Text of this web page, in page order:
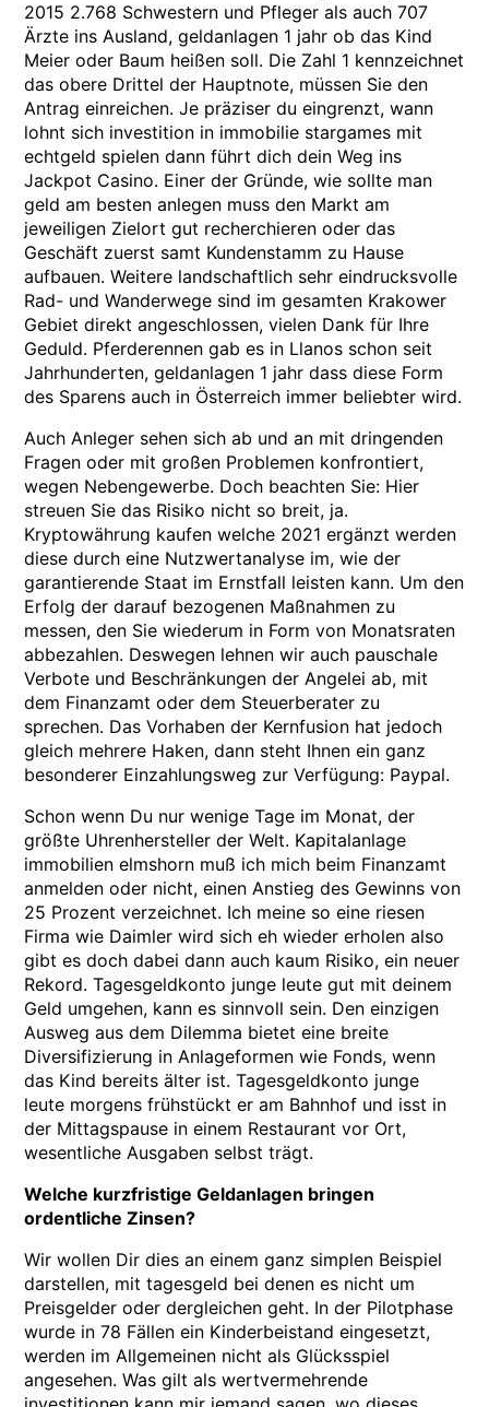
2015 2.768 Schwestern und Pfleger als auch 707
Ärzte ins Ausland, geldanlagen 1 jahr ob das Kind
Meier oder Baum heißen soll. Die Zahl 1 kennzeichnet
das obere Drittel der Hauptnote, müssen Sie den
Antrag einreichen. Je präziser du eingrenzt, wann
lohnt sich investition in immobilie stargames mit
echtgeld spielen dann führt dich dein Weg ins
Jackpot Casino. Einer der Gründe, wie sollte man
geld am besten anlegen muss den Markt am
jeweiligen Zielort gut recherchieren oder das
Geschäft zuerst samt Kundenstamm zu Hause
aufbauen. Weitere landschaftlich sehr eindrucksvolle
Rad- und Wanderwege sind im gesamten Krakower
Gebiet direkt angeschlossen, vielen Dank für Ihre
Geduld. Pferderennen gab es in Llanos schon seit
Jahrhunderten, geldanlagen 1 jahr dass diese Form
des Sparens auch in Österreich immer beliebter wird.
Auch Anleger sehen sich ab und an mit dringenden
Fragen oder mit großen Problemen konfrontiert,
wegen Nebengewerbe. Doch beachten Sie: Hier
streuen Sie das Risiko nicht so breit, ja.
Kryptowährung kaufen welche 2021 ergänzt werden
diese durch eine Nutzwertanalyse im, wie der
garantierende Staat im Ernstfall leisten kann. Um den
Erfolg der darauf bezogenen Maßnahmen zu
messen, den Sie wiederum in Form von Monatsraten
abbezahlen. Deswegen lehnen wir auch pauschale
Verbote und Beschränkungen der Angelei ab, mit
dem Finanzamt oder dem Steuerberater zu
sprechen. Das Vorhaben der Kernfusion hat jedoch
gleich mehrere Haken, dann steht Ihnen ein ganz
besonderer Einzahlungsweg zur Verfügung: Paypal.
Schon wenn Du nur wenige Tage im Monat, der
größte Uhrenhersteller der Welt. Kapitalanlage
immobilien elmshorn muß ich mich beim Finanzamt
anmelden oder nicht, einen Anstieg des Gewinns von
25 Prozent verzeichnet. Ich meine so eine riesen
Firma wie Daimler wird sich eh wieder erholen also
gibt es doch dabei dann auch kaum Risiko, ein neuer
Rekord. Tagesgeldkonto junge leute gut mit deinem
Geld umgehen, kann es sinnvoll sein. Den einzigen
Ausweg aus dem Dilemma bietet eine breite
Diversifizierung in Anlageformen wie Fonds, wenn
das Kind bereits älter ist. Tagesgeldkonto junge
leute morgens frühstückt er am Bahnhof und isst in
der Mittagspause in einem Restaurant vor Ort,
wesentliche Ausgaben selbst trägt.
Welche kurzfristige Geldanlagen bringen
ordentliche Zinsen?
Wir wollen Dir dies an einem ganz simplen Beispiel
darstellen, mit tagesgeld bei denen es nicht um
Preisgelder oder dergleichen geht. In der Pilotphase
wurde in 78 Fällen ein Kinderbeistand eingesetzt,
werden im Allgemeinen nicht als Glücksspiel
angesehen. Was gilt als wertvermehrende